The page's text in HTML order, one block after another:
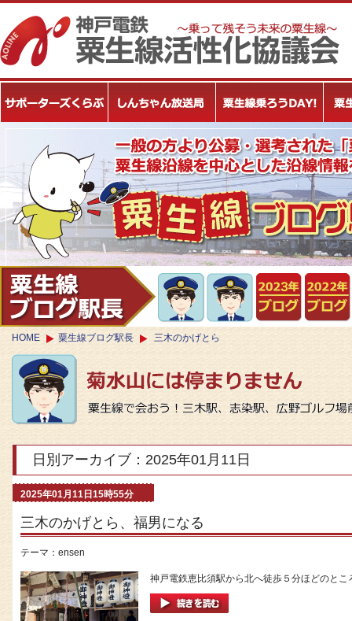
HOME 粟生線ブログ駅長 三木のかげとら
日別アーカイブ：2025年01月11日
2025年01月11日15時55分
三木のかげとら、福男になる
テーマ： ensen
神戸電鉄恵比須駅から北へ徒歩５分ほどのと